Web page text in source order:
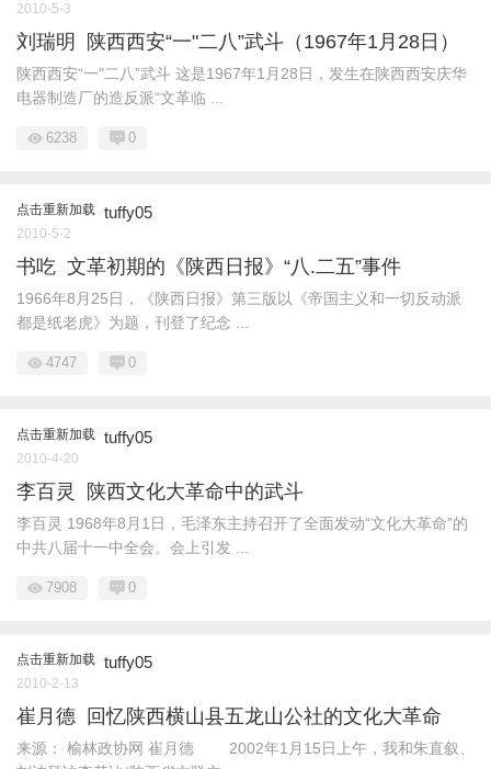
2010-5-3
刘瑞明 陕西西安“一"二八”武斗（1967年1月28日）
陕西西安“一"二八”武斗 这是1967年1月28日，发生在陕西西安庆华
电器制造厂的造反派“文革临 ...
6238 0
点击重新加载 tuffy05
2010-5-2
书吃 文革初期的《陕西日报》“八.二五”事件
1966年8月25日，《陕西日报》第三版以《帝国主义和一切反动派
都是纸老虎》为题，刊登了纪念 ...
4747 0
点击重新加载 tuffy05
2010-4-20
李百灵 陕西文化大革命中的武斗
李百灵 1968年8月1日，毛泽东主持召开了全面发动“文化大革命”的
中共八届十一中全会。会上引发 ...
7908 0
点击重新加载 tuffy05
2010-2-13
崔月德 回忆陕西横山县五龙山公社的文化大革命
来源： 榆林政协网 崔月德 2002年1月15日上午，我和朱直叙、